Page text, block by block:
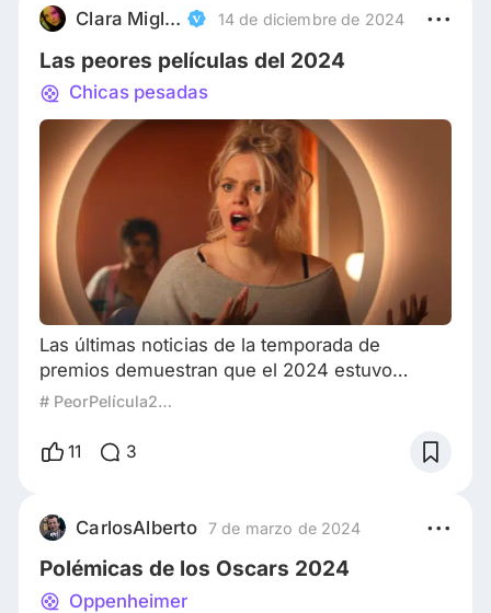
siga siendo la fábrica de sueños y sorpresas
que han encantado a las personas desde su
creaci
Clara Migliardo 14 de diciembre de 2024
Las peores películas del 2024
Chicas pesadas
Las últimas noticias de la temporada de
premios demuestran que el 2024 estuvo
repleto de éxitos inolvidables. Si bien Wicked y
ganadoras de las condecoraciones a ser
la cartelera anual. El drama y el romance
también dicen presente en Anora, y hasta el
terror está cons
# PeorPelícula2024
11 3
CarlosAlberto 7 de marzo de 2024
Polémicas de los Oscars 2024
Oppenheimer